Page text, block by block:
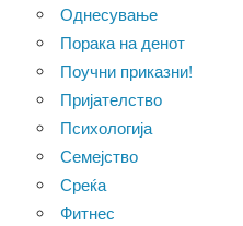
Однесување
Порака на денот
Поучни приказни!
Пријателство
Психологија
Семејство
Среќа
Фитнес